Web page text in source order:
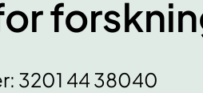
3201 44 38040